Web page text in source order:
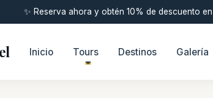
✨ Reserva ahora y obtén 10% de descuento
Inicio Tours Destinos Galería